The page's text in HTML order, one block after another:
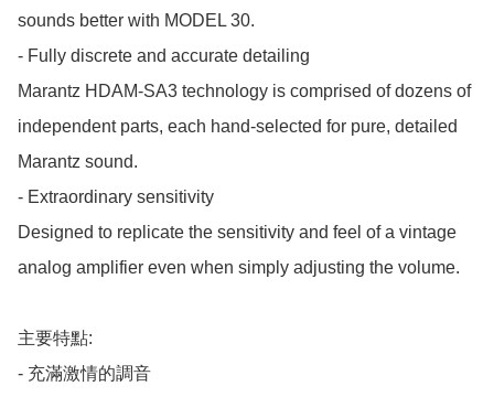
sounds better with MODEL 30.
- Fully discrete and accurate detailing
Marantz HDAM-SA3 technology is comprised of dozens of
independent parts, each hand-selected for pure, detailed
Marantz sound.
- Extraordinary sensitivity
Designed to replicate the sensitivity and feel of a vintage
analog amplifier even when simply adjusting the volume.
主要特點:
- 充滿激情的調音